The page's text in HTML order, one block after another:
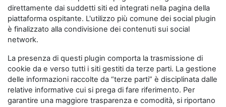
direttamente dai suddetti siti ed integrati nella pagina della
piattaforma ospitante. L'utilizzo più comune dei social plugin
è finalizzato alla condivisione dei contenuti sui social
network.
La presenza di questi plugin comporta la trasmissione di
cookie da e verso tutti i siti gestiti da terze parti. La gestione
delle informazioni raccolte da “terze parti” è disciplinata dalle
relative informative cui si prega di fare riferimento. Per
garantire una maggiore trasparenza e comodità, si riportano